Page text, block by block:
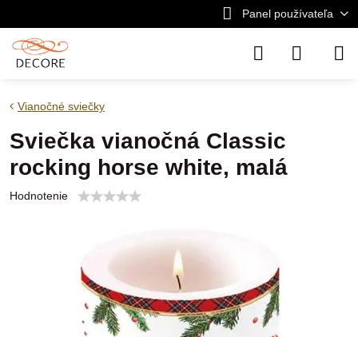
Panel používateľa
Vianočné sviečky
Sviečka vianočná Classic
rocking horse white, malá
Hodnotenie